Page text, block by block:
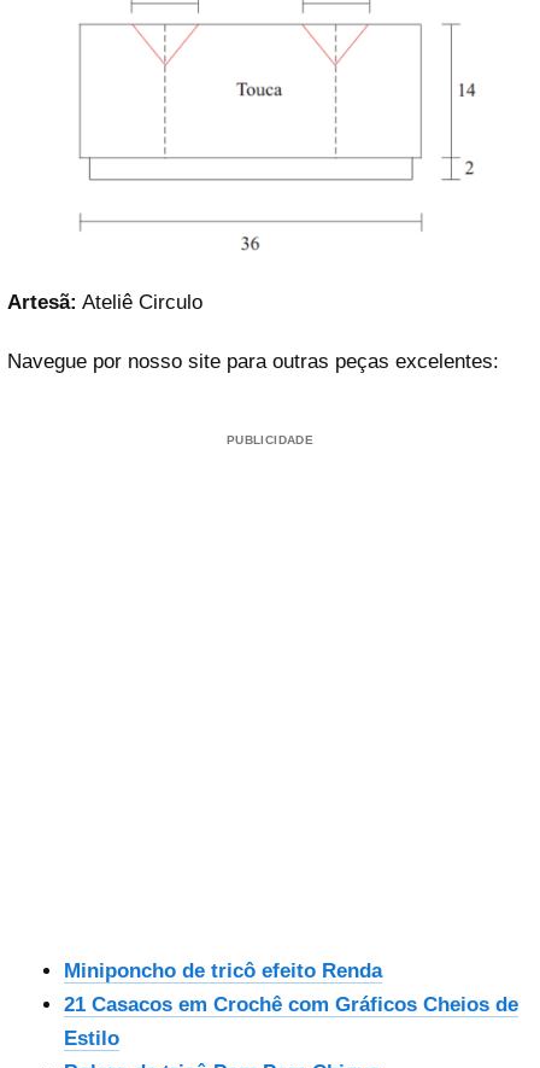
Artesã: Ateliê Circulo
Navegue por nosso site para outras peças excelentes:
PUBLICIDADE
Miniponcho de tricô efeito Renda
21 Casacos em Crochê com Gráficos Cheios de
Estilo